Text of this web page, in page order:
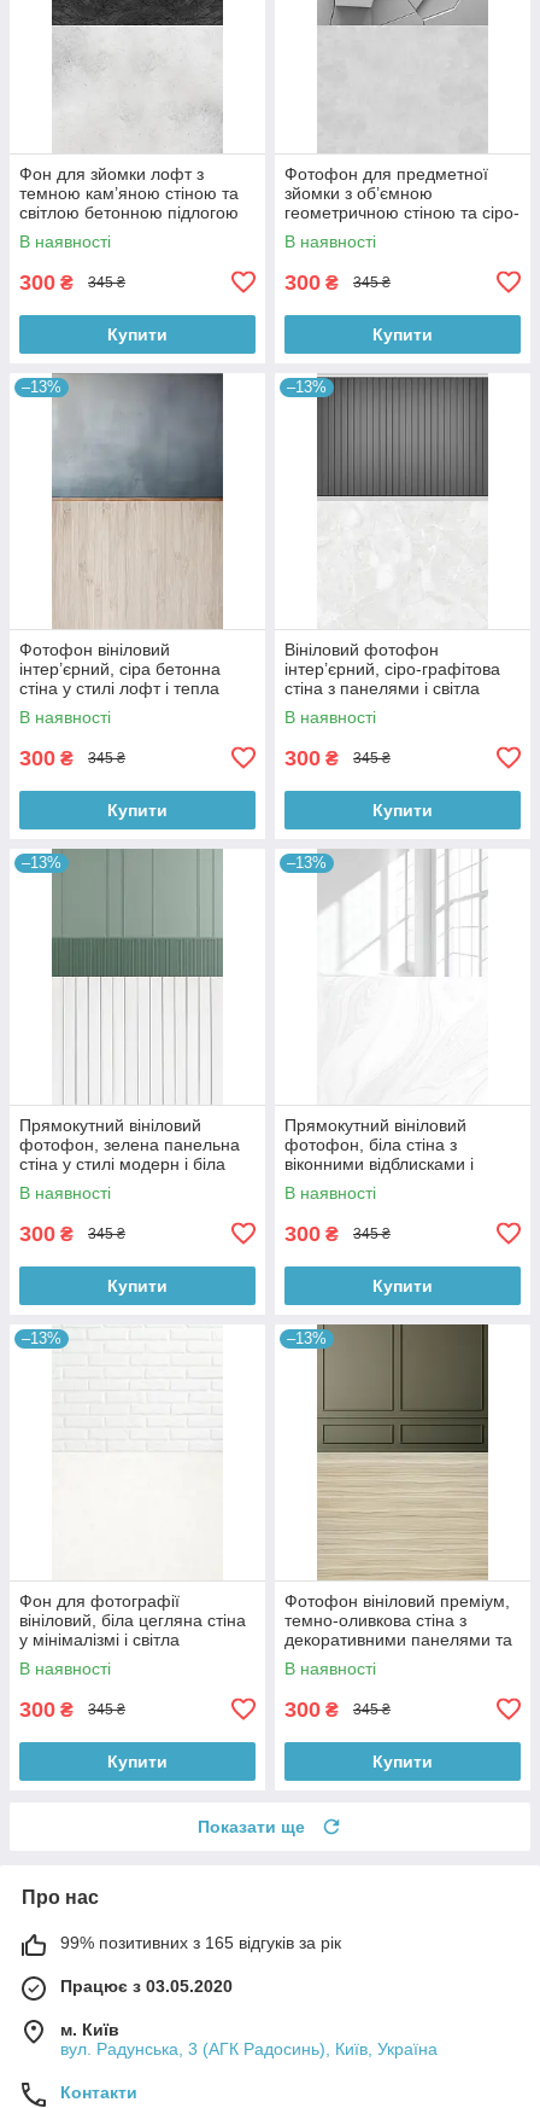
Фон для зйомки лофт з
темною кам’яною стіною та
світлою бетонною підлогою
60×90 см, №57331
В наявності
300 ₴ 345 ₴
Купити
Фотофон для предметної
зйомки з об’ємною
геометричною стіною та сіро-
бетонною підлогою 60×90
см, №57397
В наявності
300 ₴ 345 ₴
Купити
–13%
Фотофон вініловий
інтер’єрний, сіра бетонна
стіна у стилі лофт і тепла
дерев’яна підлога 60×90 см,
№57097
В наявності
300 ₴ 345 ₴
Купити
–13%
Вініловий фотофон
інтер’єрний, сіро-графітова
стіна з панелями і світла
мармурова підлога 60×90 см,
№57101
В наявності
300 ₴ 345 ₴
Купити
–13%
Прямокутний вініловий
фотофон, зелена панельна
стіна у стилі модерн і біла
дерев’яна підлога 60×90 см,
№57109
В наявності
300 ₴ 345 ₴
Купити
–13%
Прямокутний вініловий
фотофон, біла стіна з
віконними відблисками і
мармурова підлога 60×90 см,
№57124
В наявності
300 ₴ 345 ₴
Купити
–13%
Фон для фотографії
вініловий, біла цегляна стіна
у мінімалізмі і світла
однотонна підлога 60×90 см,
№57140
В наявності
300 ₴ 345 ₴
Купити
–13%
Фотофон вініловий преміум,
темно-оливкова стіна з
декоративними панелями та
світле дерево підлоги 60×90
см, №57224
В наявності
300 ₴ 345 ₴
Купити
Показати ще
Про нас
99% позитивних з 165 відгуків за рік
Працює з 03.05.2020
м. Київ
вул. Радунська, 3 (АГК Радосинь), Київ, Україна
Контакти